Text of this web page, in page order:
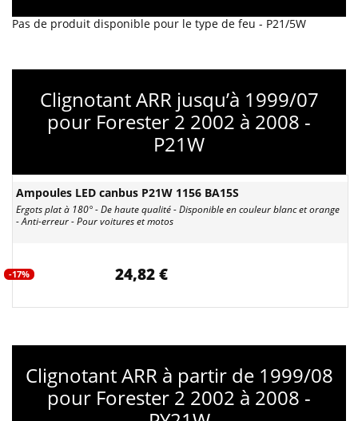
Pas de produit disponible pour le type de feu - P21/5W
Clignotant ARR jusqu’à 1999/07
pour Forester 2 2002 à 2008 -
P21W
Ampoules LED canbus P21W 1156 BA15S
Ergots plat à 180° - De haute qualité - Disponible en couleur blanc et orange
- Anti-erreur - Pour voitures et motos
-17% 24,82 €
Clignotant ARR à partir de 1999/08
pour Forester 2 2002 à 2008 -